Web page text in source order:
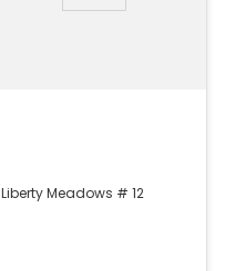
Liberty Meadows # 12